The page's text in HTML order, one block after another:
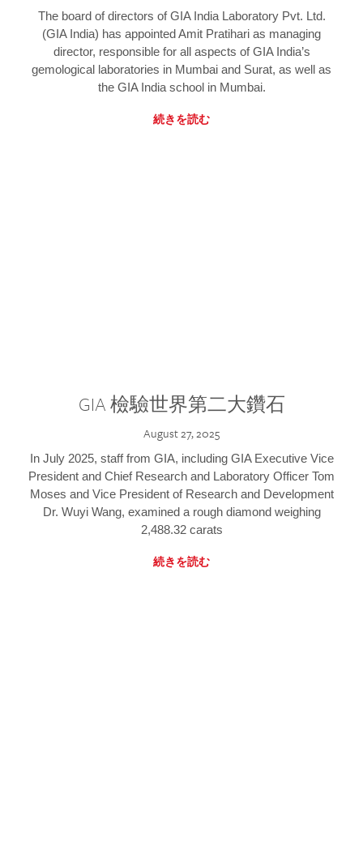
The board of directors of GIA India Laboratory Pvt. Ltd.
(GIA India) has appointed Amit Pratihari as managing
director, responsible for all aspects of GIA India’s
gemological laboratories in Mumbai and Surat, as well as
the GIA India school in Mumbai.
続きを読む
GIA 檢驗世界第二大鑽石
August 27, 2025
In July 2025, staff from GIA, including GIA Executive Vice
President and Chief Research and Laboratory Officer Tom
Moses and Vice President of Research and Development
Dr. Wuyi Wang, examined a rough diamond weighing
2,488.32 carats
続きを読む